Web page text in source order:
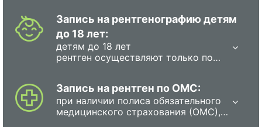
Запись на рентгенографию детям
до 18 лет:
детям до 18 лет
рентген осуществляют только по
врачу необходимо взвесить
преимущества и риски.В мед.центре
дети должны находиться в
Запись на рентген по ОМС:
при наличии полиса обязательного
медицинского страхования (ОМС),